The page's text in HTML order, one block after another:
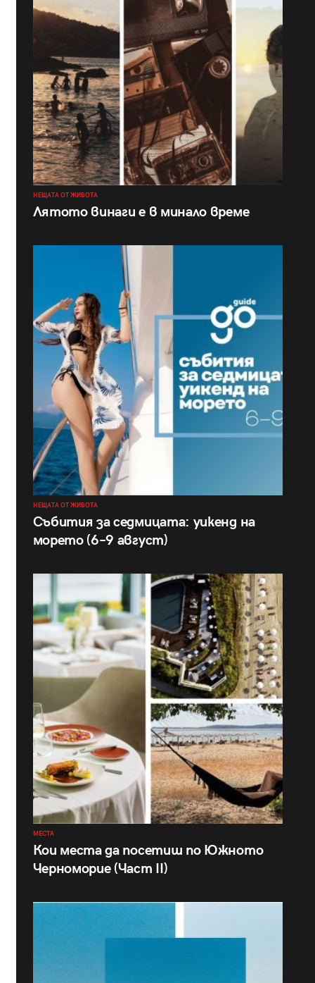
НЕЩАТА ОТ ЖИВОТА
Лятото винаги е в минало време
НЕЩАТА ОТ ЖИВОТА
Събития за седмицата: уикенд на
морето (6–9 август)
МЕСТА
Кои места да посетиш по Южното
Черноморие (Част II)